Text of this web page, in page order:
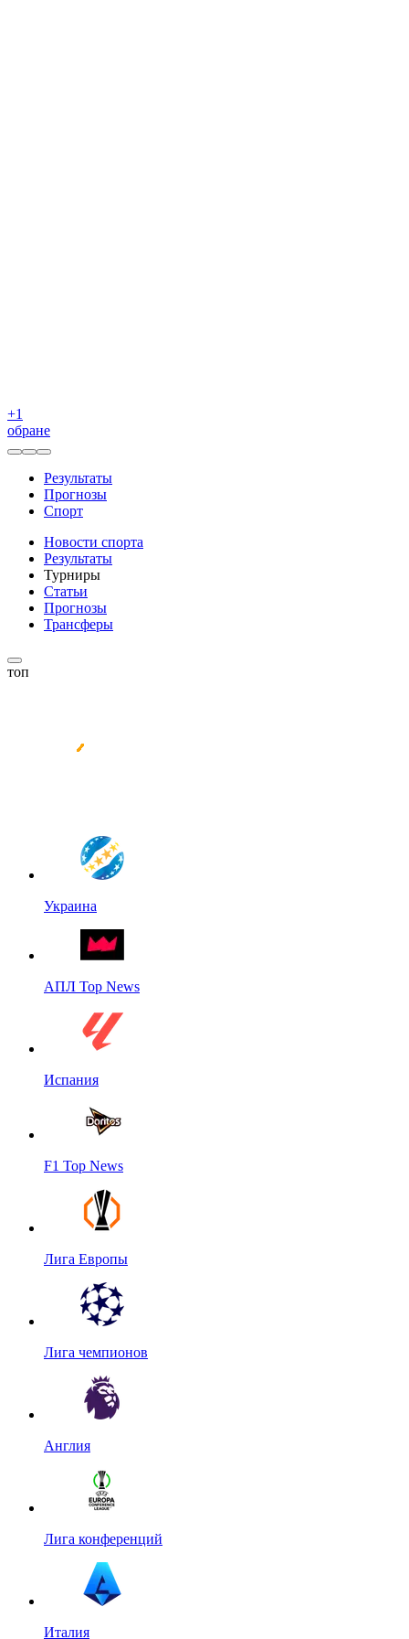
+1
обране
Результаты
Прогнозы
Спорт
Новости спорта
Результаты
Турниры
Статьи
Прогнозы
Трансферы
топ
Украина
АПЛ Top News
Испания
F1 Top News
Лига Европы
Лига чемпионов
Англия
Лига конференций
Италия